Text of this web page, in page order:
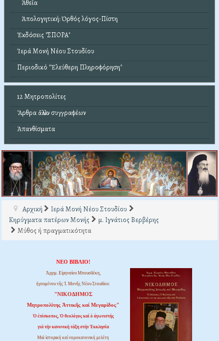
Ἀθεΐα
Ἀπολογητική: Ὀρθός λόγος-Πίστη
Ἐκδόσεις "ΣΠΟΡΑ"
Ἱερά Μονή Νέου Στουδίου
Περιοδικό "Ἐλεύθερη Πληροφόρηση"
12 Μητροπολίτες
Ἄρθρα ἄλλων συγγραφέων
Ἀπανθίσματα
Αρχική
Ιερά Μονή Νέου Στουδίου
Κηρύγματα πατέρων Μονής
μ. Ιγνάτιος Βερβέρης
Μύθος ή πραγματικότητα
ΝΕΟ ΒΙΒΛΙΟ!
Ἀρχιμ. Εἰρηναίου Μπουσδέκη,
ἡγουμένου τῆς Ἱ. Μονῆς Νέου Στουδίου:
"ΝΙΚΟΔΗΜΟΣ
Μητροπολίτης Ἀττικῆς καί Μεγαρίδος"
Ὁ ἐπίσκοπος, Ὁ θεολόγος καί ὁ ἀγωνιστής
γιά τήν κανονική τάξη στήν Ἐκκλησία
Μιά ἱστορική καί νομοκανονική μελέτη